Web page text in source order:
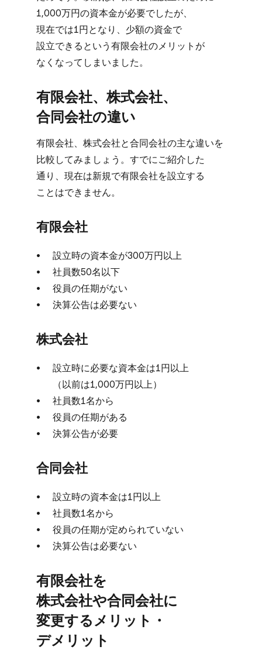
1,000万円の​資本金が​必要でしたが、​
現在では​1円と​なり、​少額の​資金で​
設立できると​いう​有限会社の​メリットが​
なくなってしまいました。
有限会社、​株式会社、​
合同会社の​違い
有限会社、​株式会社と​合同会社の​主な​違いを​
比較してみましょう。​すでに​ご紹介した​
通り、​現在は​新規で​有限会社を​設立する​
ことは​できません。
有限会社
設立時の​資本金が​300万円以上
社員数50名以下
役員の​任期が​ない
決算公告は​必要ない
株式会社
設立時に​必要な​資本金は​1円以上​
（以前は​1,000万円以上）
社員数1名から
役員の​任期が​ある
決算公告が​必要
合同会社
設立時の​資本金は​1円以上
社員数1名から
役員の​任期が​定められていない
決算公告は​必要ない
有限会社を​
株式会社や合同会社に​
変更する​メリット・
デメリット